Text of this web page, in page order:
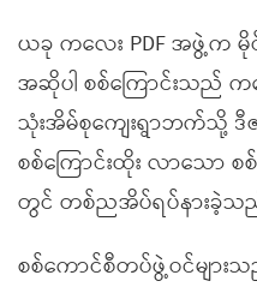
ယခု ကလေး PDF အဖွဲ့က
အဆိုပါ စစ်ကြောင်းသည်
သုံးအိမ်စုကျေးရွာဘက်သို့
စစ်ကြောင်းထိုး လာသော စစ်
တွင် တစ်ညအိပ်ရပ်နားခဲ့သ
စစ်ကောင်စီတပ်ဖွဲ့ဝင်မျာ